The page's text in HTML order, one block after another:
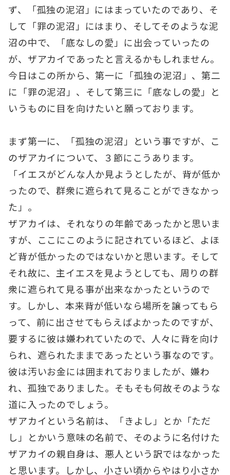
ず、「孤独の泥沼」にはまっていたのであり、そ
して「罪の泥沼」にはまり、そしてそのような泥
沼の中で、「底なしの愛」に出会っていったの
が、ザアカイであったと言えるかもしれません。
今日はこの所から、第一に「孤独の泥沼」、第二
に「罪の泥沼」、そして第三に「底なしの愛」と
いうものに目を向けたいと願っております。
まず第一に、「孤独の泥沼」という事ですが、こ
のザアカイについて、３節にこうあります。
「イエスがどんな人か見ようとしたが、背が低か
ったので、群衆に遮られて見ることができなかっ
た」。
ザアカイは、それなりの年齢であったかと思いま
すが、ここにこのように記されているほど、よほ
ど背が低かったのではないかと思います。そして
それ故に、主イエスを見ようとしても、周りの群
衆に遮られて見る事が出来なかったというので
す。しかし、本来背が低いなら場所を譲ってもら
って、前に出させてもらえばよかったのですが、
要するに彼は嫌われていたので、人々に背を向け
られ、遮られたままであったという事なのです。
彼は汚いお金には囲まれておりましたが、嫌わ
れ、孤独でありました。そもそも何故そのような
道に入ったのでしょう。
ザアカイという名前は、「きよし」とか「ただ
し」とかいう意味の名前で、そのように名付けた
ザアカイの親自身は、悪人という訳ではなかった
と思います。しかし、小さい頃からやはり小さか